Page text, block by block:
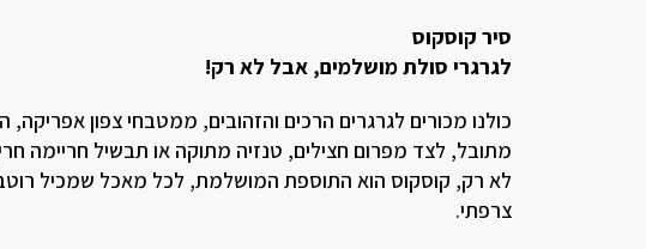
סיר קוסקוס
לגרגרי סולת מושלמים, אבל לא רק!
כולנו מכורים לגרגרים הרכים והזהובים, ממטבחי צפון
מתובל, לצד מפרום חצילים, טנזיה מתוקה או תבשיל חריימה
לא רק, קוסקוס הוא התוספת המושלמת, לכל מאכל שמכיל רוטב
צרפתי.